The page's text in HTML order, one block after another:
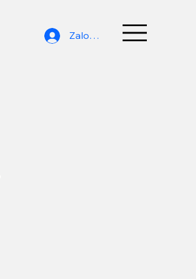
Zaloguj się